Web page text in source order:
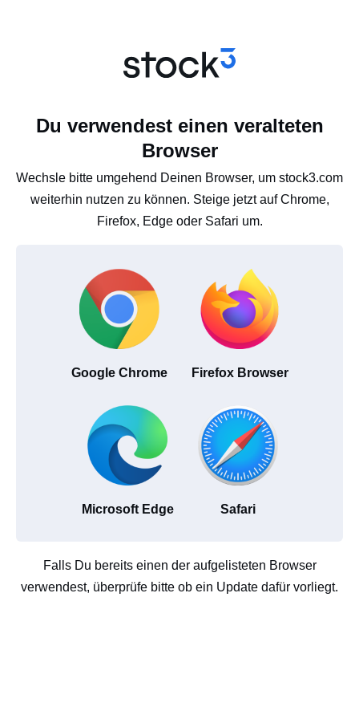
Du verwendest einen veralteten
Browser
Wechsle bitte umgehend Deinen Browser, um stock3.com
weiterhin nutzen zu können. Steige jetzt auf Chrome,
Firefox, Edge oder Safari um.
Google Chrome Firefox Browser
Microsoft Edge Safari
Falls Du bereits einen der aufgelisteten Browser
verwendest, überprüfe bitte ob ein Update dafür vorliegt.